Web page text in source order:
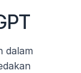
dalam